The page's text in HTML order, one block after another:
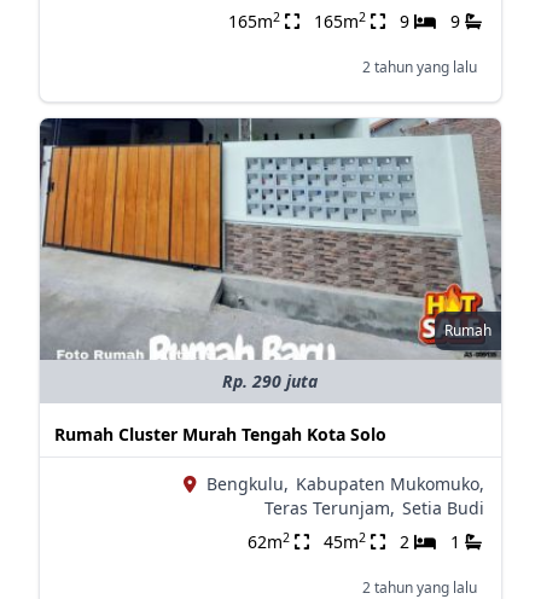
165m2 165m2 9 9
2 tahun yang lalu
Rumah
Rp. 290 juta
Rumah Cluster Murah Tengah Kota Solo
Bengkulu, Kabupaten Mukomuko,
Teras Terunjam, Setia Budi
62m2 45m2 2 1
2 tahun yang lalu